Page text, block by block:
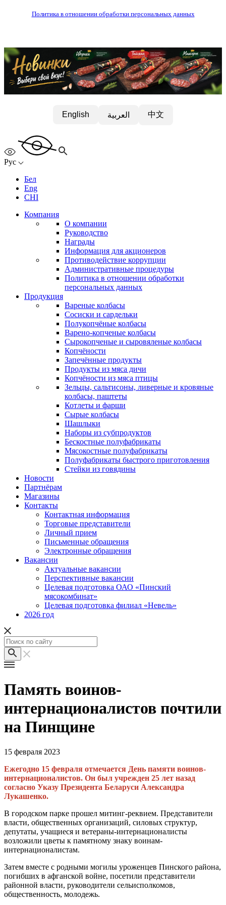
Политика в отношении обработки персональных данных
English العربية 中文
Рус
Бел
Eng
CHI
Компания
О компании
Руководство
Награды
Информация для акционеров
Противодействие коррупции
Административные процедуры
Политика в отношении обработки
персональных данных
Продукция
Вареные колбасы
Сосиски и сардельки
Полукопчёные колбасы
Варено-копченые колбасы
Сырокопченые и сыровяленые колбасы
Копчёности
Запечённые продукты
Продукты из мяса дичи
Копчёности из мяса птицы
Зельцы, сальтисоны, ливерные и кровяные
колбасы, паштеты
Котлеты и фарши
Сырые колбасы
Шашлыки
Наборы из субпродуктов
Бескостные полуфабрикаты
Мясокостные полуфабрикаты
Полуфабрикаты быстрого приготовления
Стейки из говядины
Новости
Партнёрам
Магазины
Контакты
Контактная информация
Торговые представители
Личный прием
Письменные обращения
Электронные обращения
Вакансии
Актуальные вакансии
Перспективные вакансии
Целевая подготовка ОАО «Пинский
мясокомбинат»
Целевая подготовка филиал «Невель»
2026 год
Память воинов-
интернационалистов почтили
на Пинщине
15 февраля 2023
Ежегодно 15 февраля отмечается День памяти воинов-
интернационалистов. Он был учрежден 25 лет назад
согласно Указу Президента Беларуси Александра
Лукашенко.
В городском парке прошел митинг-реквием. Представители
власти, общественных организаций, силовых структур,
депутаты, учащиеся и ветераны-интернационалисты
возложили цветы к памятному знаку воинам-
интернационалистам.
Затем вместе с родными могилы уроженцев Пинского района,
погибших в афганской войне, посетили представители
районной власти, руководители сельисполкомов,
общественность, молодежь.